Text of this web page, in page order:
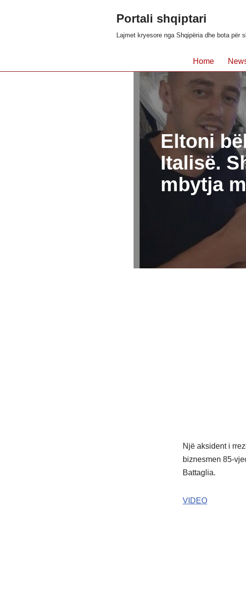
Portali shqiptari
Lajmet kryesore nga Shqipëria dhe bota për
Home
Eltoni
Italisë.
mbytja
Një aksident i
biznesmen 85-
Battaglia.
VIDEO